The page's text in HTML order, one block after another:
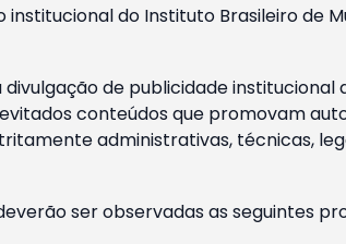
do Instituto Brasileiro de
de publicidade
conteúdos que promovam
administrativas, técnicas,
ser observadas as seguintes